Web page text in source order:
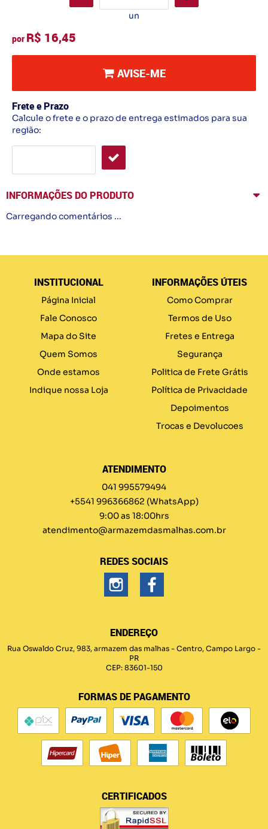
un
por R$ 16,45
AVISE-ME
Frete e Prazo
Calcule o frete e o prazo de entrega estimados para sua
região:
INFORMAÇÕES DO PRODUTO
Carregando comentários ...
INSTITUCIONAL
Página Inicial
Fale Conosco
Mapa do Site
Quem Somos
Onde estamos
Indique nossa Loja
INFORMAÇÕES ÚTEIS
Como Comprar
Termos de Uso
Fretes e Entrega
Segurança
Politica de Frete Grátis
Política de Privacidade
Depoimentos
Trocas e Devolucoes
ATENDIMENTO
041 995579494
+5541 996366862 (WhatsApp)
9:00 as 18:00hrs
atendimento@armazemdasmalhas.com.br
REDES SOCIAIS
ENDEREÇO
Rua Oswaldo Cruz, 983, armazem das malhas - Centro, Campo Largo -
PR
CEP: 83601-150
FORMAS DE PAGAMENTO
CERTIFICADOS